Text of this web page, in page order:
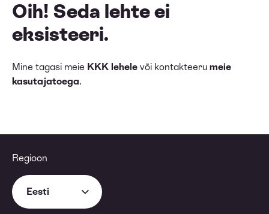
Oih! Seda lehte ei
eksisteeri.
Mine tagasi meie KKK lehele või kontakteeru meie
kasutajatoega.
Regioon
Eesti